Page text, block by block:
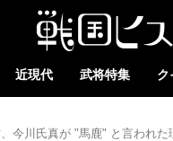
近現代 武将特集 ク
今川氏真が "馬鹿" と言われた